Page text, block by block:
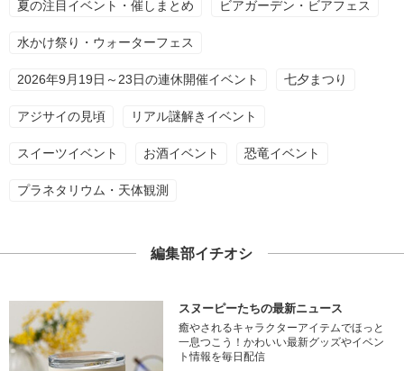
夏の注目イベント・催しまとめ ビアガーデン・ビアフェス
水かけ祭り・ウォーターフェス
2026年9月19日～23日の連休開催イベント 七夕まつり
アジサイの見頃 リアル謎解きイベント
スイーツイベント お酒イベント 恐竜イベント
プラネタリウム・天体観測
編集部イチオシ
スヌーピーたちの最新ニュース
癒やされるキャラクターアイテムでほっと
一息つこう！かわいい最新グッズやイベン
ト情報を毎日配信